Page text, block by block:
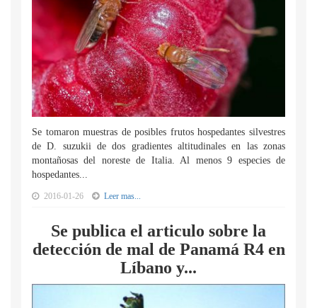
Se tomaron muestras de posibles frutos hospedantes silvestres
de D. suzukii de dos gradientes altitudinales en las zonas
montañosas del noreste de Italia. Al menos 9 especies de
hospedantes...
2016-01-26 Leer mas...
Se publica el articulo sobre la
detección de mal de Panamá R4 en
Líbano y...